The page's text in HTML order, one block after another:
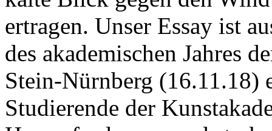
ertragen. Unser Essay ist
des akademischen Jahres
Stein-Nürnberg (16.11.18)
Studierende der